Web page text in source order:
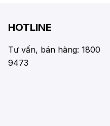
HOTLINE
Tư vấn, bán hàng: 1800
9473